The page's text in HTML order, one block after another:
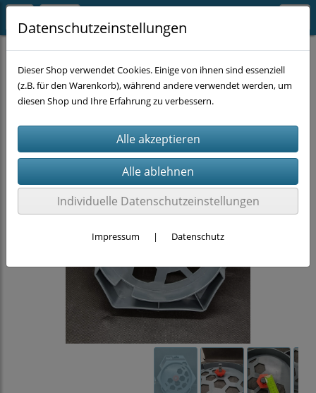
AUFBEWAHRUNG & ORDNUNG
Datenschutzeinstellungen
Dieser Shop verwendet Cookies. Einige von ihnen sind essenziell
(z.B. für den Warenkorb), während andere verwendet werden, um
diesen Shop und Ihre Erfahrung zu verbessern.
Individuelle Datenschutzeinstellungen
Impressum | Datenschutz